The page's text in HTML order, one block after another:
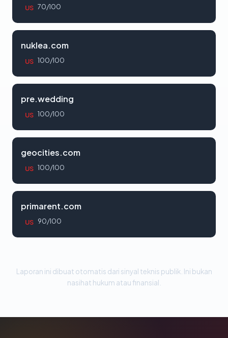
US 70/100
nuklea.com
US 100/100
pre.wedding
US 100/100
geocities.com
US 100/100
primarent.com
US 90/100
Laporan ini dibuat otomatis dari sinyal teknis publik. Ini bukan
nasihat hukum atau finansial.